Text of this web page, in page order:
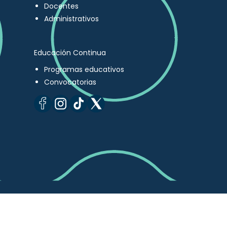
Docentes
Administrativos
Educación Continua
Programas educativos
Convocatorias